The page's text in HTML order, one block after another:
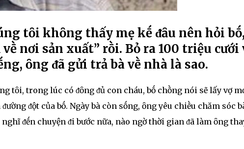
tȏi khȏng thấy mẹ kḗ ᵭȃu nên hỏi
nơi sản xuất” rṑi. Bỏ ra 100 triệu cưới
ȏng ᵭã gửi trả bà vḕ nhà là sao.
tȏi, trong lúc có ᵭȏng ᵭủ con cháu, bṓ chṑng nói sẽ lấy vợ
ᵭột của bṓ. Ngày bà còn sṓng, ȏng yêu chiḕu chăm sóc
ᵭḗn chuyện ᵭi bước nữa, nào ngờ thời gian ᵭã làm ȏng